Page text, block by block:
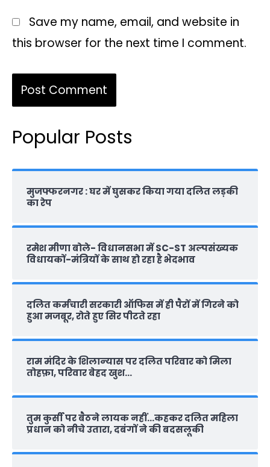
Save my name, email, and website in
this browser for the next time I comment.
Popular Posts
मुजफ्फरनगर : घर में घुसकर किया गया दलित लड़की
का रेप
रमेश मीणा बोले- विधानसभा में SC-ST अल्पसंख्यक
विधायकों-मंत्रियों के साथ हो रहा है भेदभाव
दलित कर्मचारी सरकारी ऑफ‍िस में ही पैरों में गिरने को
हुआ मजबूर, रोते हुए सिर पीटते रहा
राम मंदिर के शिलान्‍यास पर दलित परिवार को मिला
तोहफ़ा, परिवार बेहद खुश…
तुम कुर्सी पर बैठने लायक नहीं…कहकर दलित महिला
प्रधान को नीचे उतारा, दबंगों ने की बदसलूकी